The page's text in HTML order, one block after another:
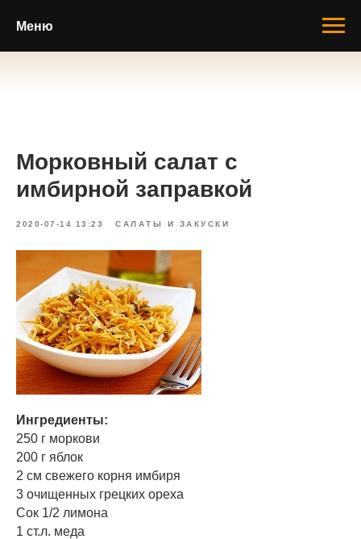
Меню
Морковный салат с
имбирной заправкой
2020-07-14 13:23 САЛАТЫ И ЗАКУСКИ
Ингредиенты:
250 г моркови
200 г яблок
2 см свежего корня имбиря
3 очищенных грецких ореха
Сок 1/2 лимона
1 ст.л. меда